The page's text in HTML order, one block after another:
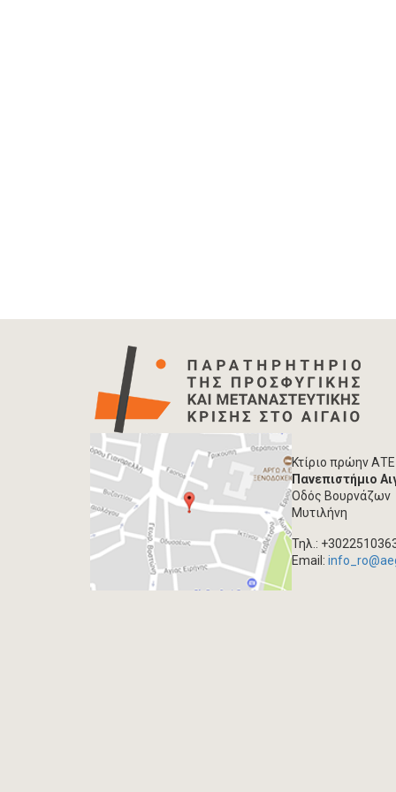
Κτίριο πρώην ΑΤΕ
Πανεπιστήμιο
Οδός Βουρνάζων
Μυτιλήνη
Τηλ.:
Email: